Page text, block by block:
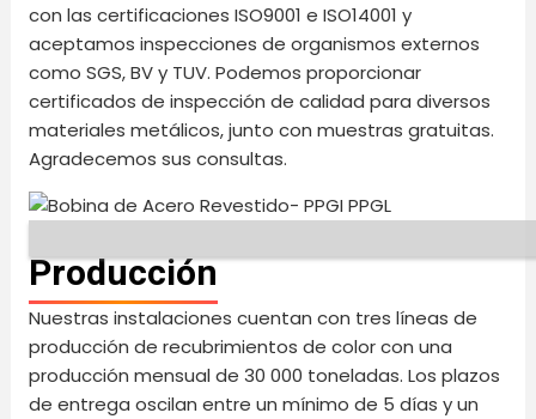
con las certificaciones ISO9001 e ISO14001 y
aceptamos inspecciones de organismos externos
como SGS, BV y TUV. Podemos proporcionar
certificados de inspección de calidad para diversos
materiales metálicos, junto con muestras gratuitas.
Agradecemos sus consultas.
Producción
Nuestras instalaciones cuentan con tres líneas de
producción de recubrimientos de color con una
producción mensual de 30 000 toneladas. Los plazos
de entrega oscilan entre un mínimo de 5 días y un